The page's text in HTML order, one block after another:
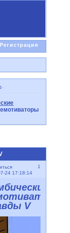
Регистрация
.
1
24 17:18:14
V